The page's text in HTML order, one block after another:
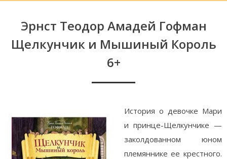
Эрнст Теодор Амадей Гофман
Щелкунчик и Мышиный Король
6+
История о девочке Мари
и принце-Щелкунчике —
заколдованном юном
племяннике ее крестного.
navigation